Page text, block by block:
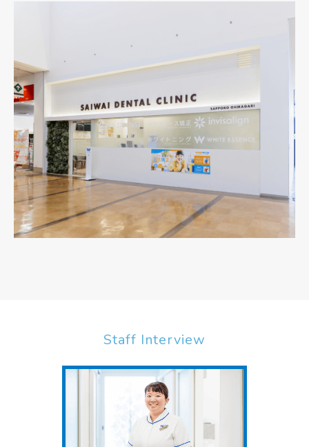
Staff Interview